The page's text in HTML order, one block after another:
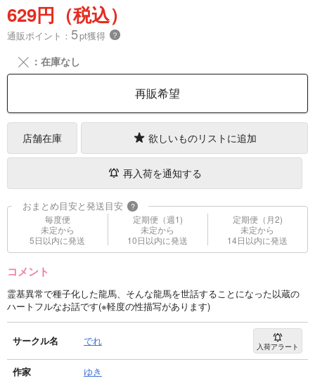
629円（税込）
通販ポイント： 5pt獲得 ？
╳ ：在庫なし
再販希望
店舗在庫 欲しいものリストに追加
再入荷を通知する
おまとめ目安と発送目安 ?
毎度便
未定から
5日以内に発送
定期便（週1)
未定から
10日以内に発送
定期便（月2)
未定から
14日以内に発送
コメント
霊基異常で種子化した龍馬、そんな龍馬を世話することになった以蔵の
ハートフルなお話です(※軽度の性描写があります)
サークル名 でれ 入荷アラート
作家
ゆき